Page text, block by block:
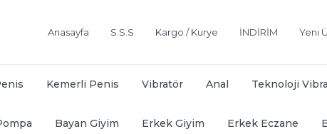
Anasayfa S.S.S Kargo / Kurye İNDİRİM Yeni
Kemerli Penis Vibratör Anal Teknoloji
Bayan Giyim Erkek Giyim Erkek Eczane